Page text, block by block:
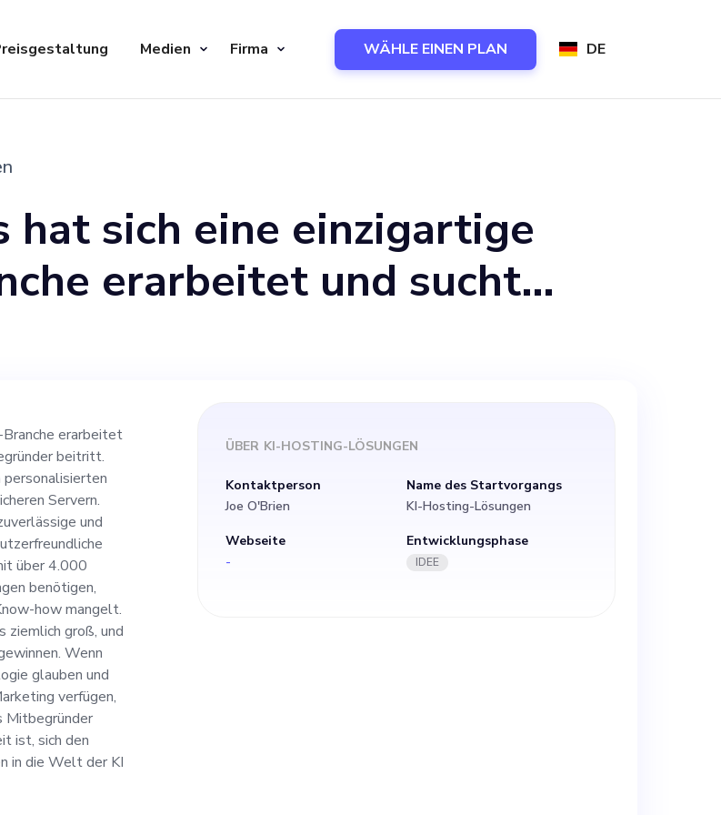
Medien Firma WÄHLE EINEN PLAN DE
sich eine einzigartige
erarbeitet und sucht
einen
Hosting-Service auf
ultrasicheren Servern. Unser
zu revolutionieren,
und erschwingliche
einfach über unsere
verwaltet werden
erarbeitet
beitritt.
Servern.
und
über 4.000
benötigen,
how mangelt.
ziemlich groß, und
Wenn
glauben und
verfügen,
Mitbegründer
ist, sich den
in die Welt der KI
ÜBER KI-HOSTING-LÖSUNGEN
Kontaktperson
Joe O'Brien
Name des Startvorgangs
KI-Hosting-Lösungen
Webseite
-
Entwicklungsphase
IDEE